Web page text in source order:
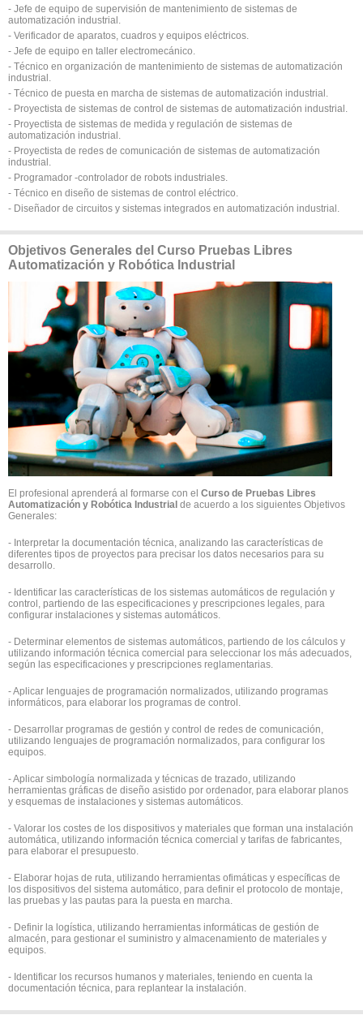
- Jefe de equipo de supervisión de mantenimiento de sistemas de
automatización industrial.
- Verificador de aparatos, cuadros y equipos eléctricos.
- Jefe de equipo en taller electromecánico.
- Técnico en organización de mantenimiento de sistemas de automatización
industrial.
- Técnico de puesta en marcha de sistemas de automatización industrial.
- Proyectista de sistemas de control de sistemas de automatización industrial.
- Proyectista de sistemas de medida y regulación de sistemas de
automatización industrial.
- Proyectista de redes de comunicación de sistemas de automatización
industrial.
- Programador -controlador de robots industriales.
- Técnico en diseño de sistemas de control eléctrico.
- Diseñador de circuitos y sistemas integrados en automatización industrial.
Objetivos Generales del Curso Pruebas Libres
Automatización y Robótica Industrial
El profesional aprenderá al formarse con el Curso de Pruebas Libres
Automatización y Robótica Industrial de acuerdo a los siguientes Objetivos
Generales:
- Interpretar la documentación técnica, analizando las características de
diferentes tipos de proyectos para precisar los datos necesarios para su
desarrollo.
- Identificar las características de los sistemas automáticos de regulación y
control, partiendo de las especificaciones y prescripciones legales, para
configurar instalaciones y sistemas automáticos.
- Determinar elementos de sistemas automáticos, partiendo de los cálculos y
utilizando información técnica comercial para seleccionar los más adecuados,
según las especificaciones y prescripciones reglamentarias.
- Aplicar lenguajes de programación normalizados, utilizando programas
informáticos, para elaborar los programas de control.
- Desarrollar programas de gestión y control de redes de comunicación,
utilizando lenguajes de programación normalizados, para configurar los
equipos.
- Aplicar simbología normalizada y técnicas de trazado, utilizando
herramientas gráficas de diseño asistido por ordenador, para elaborar planos
y esquemas de instalaciones y sistemas automáticos.
- Valorar los costes de los dispositivos y materiales que forman una instalación
automática, utilizando información técnica comercial y tarifas de fabricantes,
para elaborar el presupuesto.
- Elaborar hojas de ruta, utilizando herramientas ofimáticas y específicas de
los dispositivos del sistema automático, para definir el protocolo de montaje,
las pruebas y las pautas para la puesta en marcha.
- Definir la logística, utilizando herramientas informáticas de gestión de
almacén, para gestionar el suministro y almacenamiento de materiales y
equipos.
- Identificar los recursos humanos y materiales, teniendo en cuenta la
documentación técnica, para replantear la instalación.